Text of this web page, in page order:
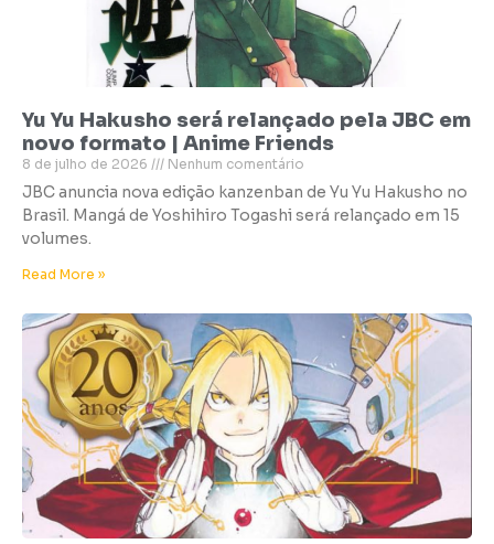
Yu Yu Hakusho será relançado pela JBC em
novo formato | Anime Friends
8 de julho de 2026 Nenhum comentário
JBC anuncia nova edição kanzenban de Yu Yu Hakusho no
Brasil. Mangá de Yoshihiro Togashi será relançado em 15
volumes.
Read More »